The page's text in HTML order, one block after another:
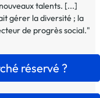
talents. [...]
gérer la diversité ; la
de progrès social."
réservé ?